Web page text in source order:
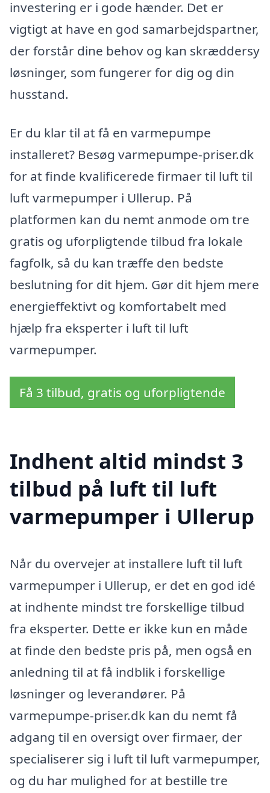
investering er i gode hænder. Det er
vigtigt at have en god samarbejdspartner,
der forstår dine behov og kan skræddersy
løsninger, som fungerer for dig og din
husstand.
Er du klar til at få en varmepumpe
installeret? Besøg varmepumpe-priser.dk
for at finde kvalificerede firmaer til luft til
luft varmepumper i Ullerup. På
platformen kan du nemt anmode om tre
gratis og uforpligtende tilbud fra lokale
fagfolk, så du kan træffe den bedste
beslutning for dit hjem. Gør dit hjem mere
energieffektivt og komfortabelt med
hjælp fra eksperter i luft til luft
varmepumper.
Få 3 tilbud, gratis og uforpligtende
Indhent altid mindst 3
tilbud på luft til luft
varmepumper i Ullerup
Når du overvejer at installere luft til luft
varmepumper i Ullerup, er det en god idé
at indhente mindst tre forskellige tilbud
fra eksperter. Dette er ikke kun en måde
at finde den bedste pris på, men også en
anledning til at få indblik i forskellige
løsninger og leverandører. På
varmepumpe-priser.dk kan du nemt få
adgang til en oversigt over firmaer, der
specialiserer sig i luft til luft varmepumper,
og du har mulighed for at bestille tre